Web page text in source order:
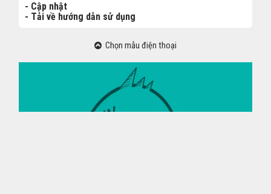
- Cập nhật
- Tải về hướng dẫn sử dụng
Chọn mẫu điện thoại